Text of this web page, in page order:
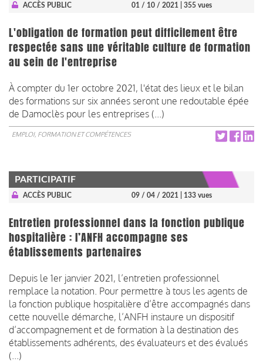
ACCÈS PUBLIC 01 / 10 / 2021 | 355 vues
L'obligation de formation peut difficilement être
respectée sans une véritable culture de formation
au sein de l'entreprise
À compter du 1er octobre 2021, l'état des lieux et le bilan
des formations sur six années seront une redoutable épée
de Damoclès pour les entreprises (...)​​​
EMPLOI, FORMATION ET COMPÉTENCES
PARTICIPATIF
ACCÈS PUBLIC 09 / 04 / 2021 | 133 vues
Entretien professionnel dans la fonction publique
hospitalière : l’ANFH accompagne ses
établissements partenaires
Depuis le 1er janvier 2021, l’entretien professionnel
remplace la notation. Pour permettre à tous les agents de
la fonction publique hospitalière d’être accompagnés dans
cette nouvelle démarche, l’ANFH instaure un dispositif
d’accompagnement et de formation à la destination des
établissements adhérents, des évaluateurs et des évalués
(...)